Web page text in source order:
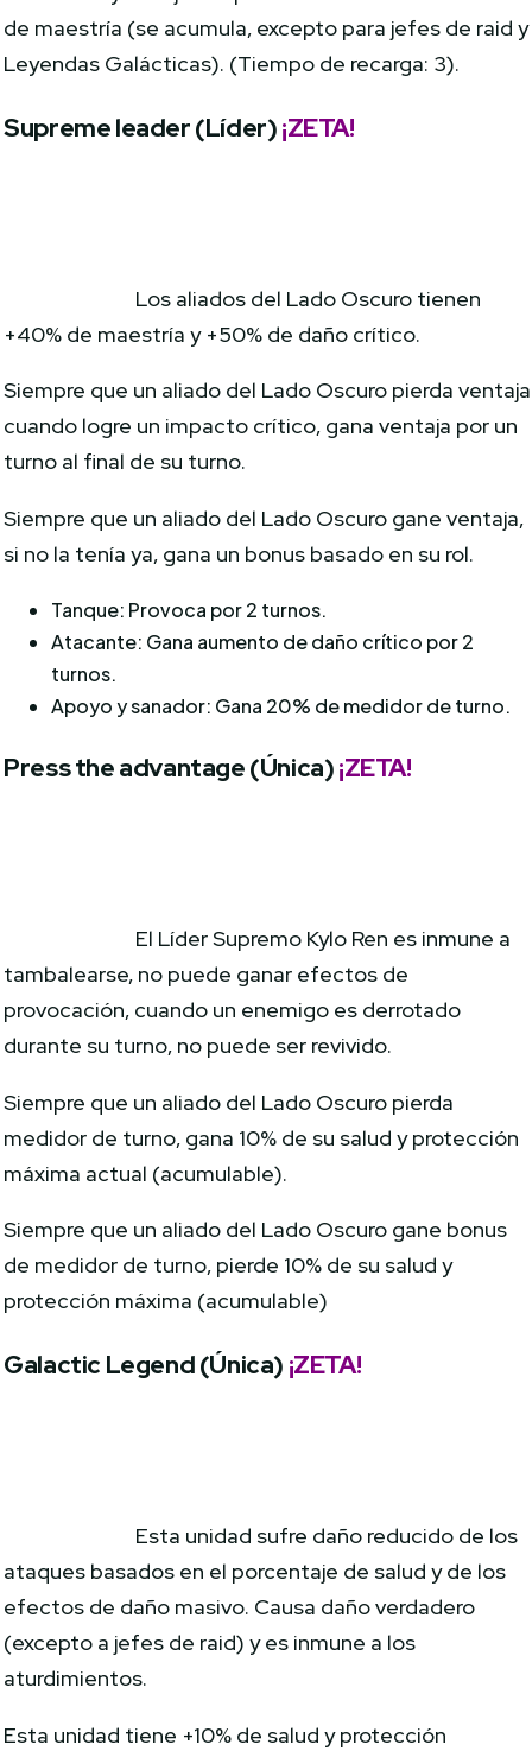
de maestría (se acumula, excepto para jefes de raid y
Leyendas Galácticas). (Tiempo de recarga: 3).
Supreme leader (Líder)¡ZETA!
Los aliados del Lado Oscuro tienen
+40% de maestría y +50% de daño crítico.
Siempre que un aliado del Lado Oscuro pierda ventaja
cuando logre un impacto crítico, gana ventaja por un
turno al final de su turno.
Siempre que un aliado del Lado Oscuro gane ventaja,
si no la tenía ya, gana un bonus basado en su rol.
Tanque: Provoca por 2 turnos.
Atacante: Gana aumento de daño crítico por 2
turnos.
Apoyo y sanador: Gana 20% de medidor de turno.
Press the advantage (Única)¡ZETA!
El Líder Supremo Kylo Ren es inmune a
tambalearse, no puede ganar efectos de
provocación, cuando un enemigo es derrotado
durante su turno, no puede ser revivido.
Siempre que un aliado del Lado Oscuro pierda
medidor de turno, gana 10% de su salud y protección
máxima actual (acumulable).
Siempre que un aliado del Lado Oscuro gane bonus
de medidor de turno, pierde 10% de su salud y
protección máxima (acumulable)
Galactic Legend (Única) ¡ZETA!
Esta unidad sufre daño reducido de los
ataques basados en el porcentaje de salud y de los
efectos de daño masivo. Causa daño verdadero
(excepto a jefes de raid) y es inmune a los
aturdimientos.
Esta unidad tiene +10% de salud y protección